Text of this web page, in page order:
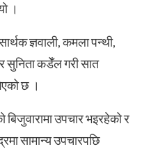
।
ज्ञवाली, कमला पन्थी,
सुनिता कडेँल गरी सात
छ ।
बिजुवारामा उपचार भइरहेको र
सामान्य उपचारपछि